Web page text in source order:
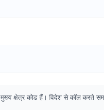
क्षेत्र कोड हैं। विदेश से कॉल करते